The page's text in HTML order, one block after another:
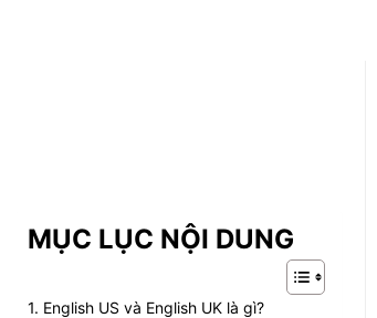
MỤC LỤC NỘI DUNG
1. English US và English UK là gì?